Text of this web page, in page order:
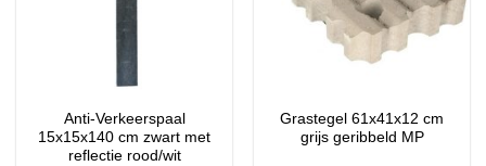
Anti-Verkeerspaal
15x15x140 cm zwart met
reflectie rood/wit
Grastegel 61x41x12 cm
grijs geribbeld MP